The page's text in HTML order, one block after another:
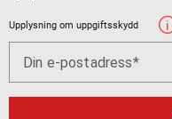
Upplysning om uppgiftsskydd
Din e-postadress